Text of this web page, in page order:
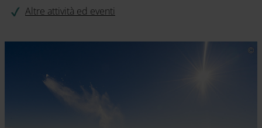
Altre attività ed eventi